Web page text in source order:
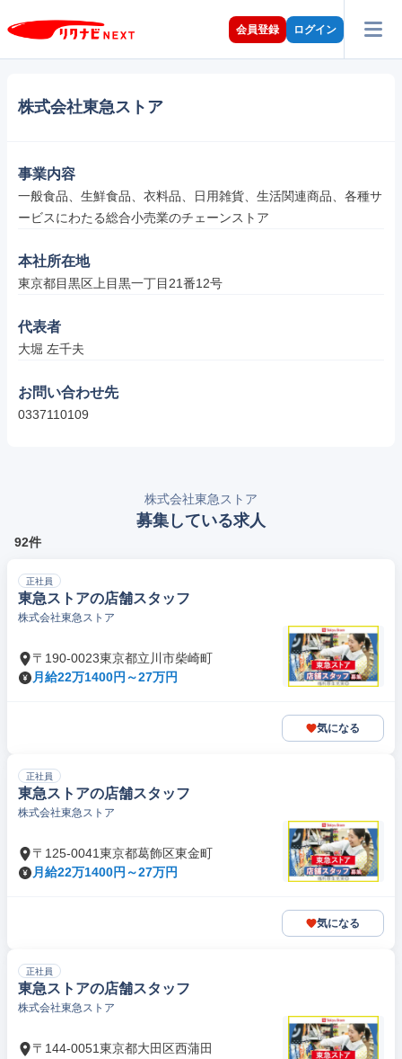
会員登録 ログイン
株式会社東急ストア
事業内容
一般食品、生鮮食品、衣料品、日用雑貨、生活関連商品、各種サ
ービスにわたる総合小売業のチェーンストア
本社所在地
東京都目黒区上目黒一丁目21番12号
代表者
大堀 左千夫
お問い合わせ先
0337110109
株式会社東急ストア
募集している求人
92件
正社員
東急ストアの店舗スタッフ
株式会社東急ストア
〒190-0023東京都立川市柴崎町
月給22万1400円～27万円
気になる
正社員
東急ストアの店舗スタッフ
株式会社東急ストア
〒125-0041東京都葛飾区東金町
月給22万1400円～27万円
気になる
正社員
東急ストアの店舗スタッフ
株式会社東急ストア
〒144-0051東京都大田区西蒲田